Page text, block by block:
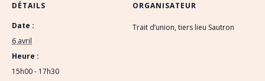
DÉTAILS
Date :
6 avril
Heure :
15h00 - 17h30
ORGANISATEUR
Trait d’union, tiers lieu Sautron